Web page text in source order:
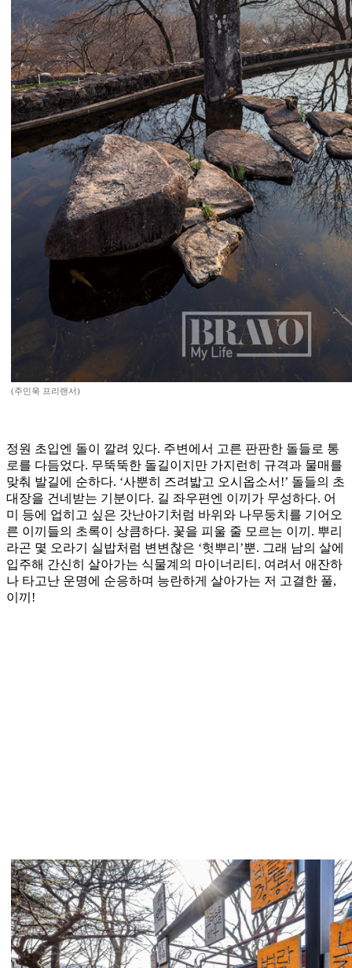
(주민욱 프리랜서)
정원 초입엔 돌이 깔려 있다. 주변에서 고른 판판한 돌들로 통
로를 다듬었다. 무뚝뚝한 돌길이지만 가지런히 규격과 물매를
맞춰 발길에 순하다. ‘사뿐히 즈려밟고 오시옵소서!’ 돌들의 초
대장을 건네받는 기분이다. 길 좌우편엔 이끼가 무성하다. 어
미 등에 업히고 싶은 갓난아기처럼 바위와 나무둥치를 기어오
른 이끼들의 초록이 상큼하다. 꽃을 피울 줄 모르는 이끼. 뿌리
라곤 몇 오라기 실밥처럼 변변찮은 ‘헛뿌리’뿐. 그래 남의 살에
입주해 간신히 살아가는 식물계의 마이너리티. 여려서 애잔하
나 타고난 운명에 순응하며 능란하게 살아가는 저 고결한 풀,
이끼!